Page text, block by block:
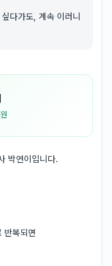
다가도, 계속 이러니
박연이입니다.
반복되면